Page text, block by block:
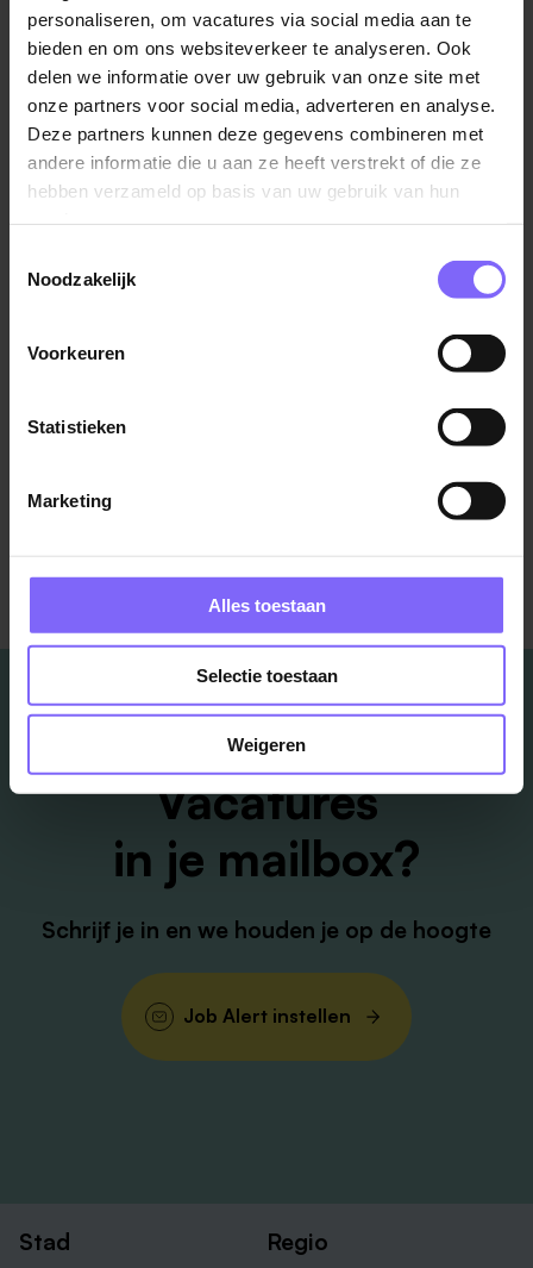
personaliseren, om vacatures via social media aan te
bieden en om ons websiteverkeer te analyseren. Ook
delen we informatie over uw gebruik van onze site met
onze partners voor social media, adverteren en analyse.
Deze partners kunnen deze gegevens combineren met
andere informatie die u aan ze heeft verstrekt of die ze
hebben verzameld op basis van uw gebruik van hun
Noodzakelijk
Voorkeuren
Statistieken
Marketing
Alles toestaan
Selectie toestaan
Weigeren
komen in hun bedrijfscultuur om een hun privé
werkbalans te verbeteren.
• 20% van jonge werknemers denkt dat hun
werkgever niet genoeg geeft om de werk privébalans
van hun werknemers.
• Opvallend is dat 55plussers het vaakst flexibel werk
verzoeken ingewilligd krijgen. Tweederde van hen
• De jongste werknemers zijn veelal niet bekend met
jarigen heeft er nog nooit van gehoord.
Terug naar alle items
Vacatures
in je mailbox?
Schrijf je in en we houden je op de hoogte
Job Alert instellen
Stad Regio